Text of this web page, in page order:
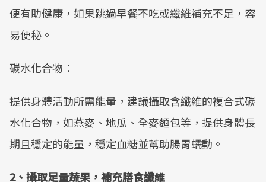
便有助健康，如果跳過早餐不吃或纖維補充不足，容
易便秘。
碳水化合物：
提供身體活動所需能量，建議攝取含纖維的複合式碳
水化合物，如燕麥、地瓜、全麥麵包等，提供身體長
期且穩定的能量，穩定血糖並幫助腸胃蠕動。
2、攝取足量蔬果，補充膳食纖維